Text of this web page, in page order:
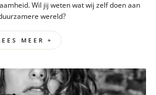
Wil jij weten wat wij zelf doen aan
wereld?
MEER +